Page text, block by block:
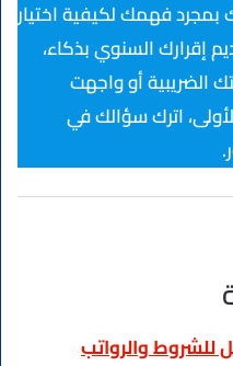
فهمك لكيفية اختيار
إقرارك السنوي بذكاء،
الضريبية أو واجهت
اترك سؤالك في
للشروط والرواتب